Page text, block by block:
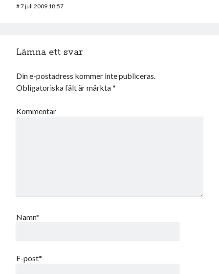
#7 juli 2009 18:57
Lämna ett svar
Din e-postadress kommer inte publiceras.
Obligatoriska fält är märkta*
Kommentar
Namn*
E-post*